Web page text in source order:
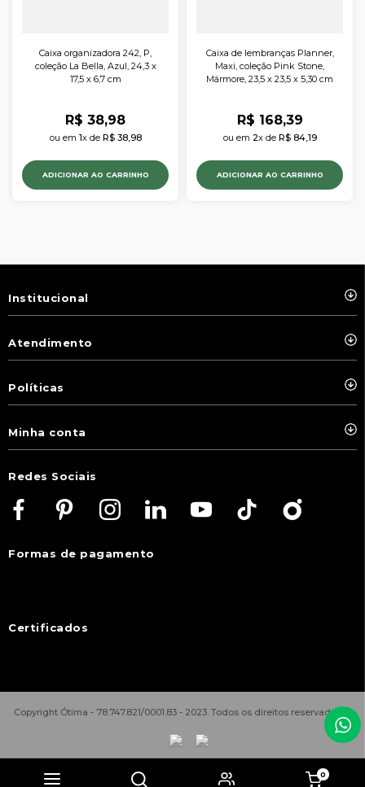
0
Caixa organizadora 242, P,
coleção La Bella, Azul, 24,3 x
17,5 x 6,7 cm
R$ 38,98
ou em 1x de R$ 38,98
ADICIONAR AO CARRINHO
Caixa de lembranças Planner,
Maxi, coleção Pink Stone,
Mármore, 23,5 x 23,5 x 5,30 cm
R$ 168,39
ou em 2x de R$ 84,19
ADICIONAR AO CARRINHO
Institucional
Atendimento
Políticas
Minha conta
Redes Sociais
Formas de pagamento
Certificados
Copyright Ótima - 78.747.821/0001.83 - 2023. Todos os direitos reservados.